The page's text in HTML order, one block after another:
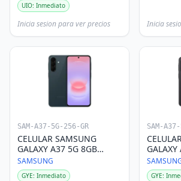
UIO: Inmediato
Inicia sesion para ver precios Inicia
SAM-A37-5G-256-GR
CELULAR SAMSUNG
GALAXY A37 5G 8GB
256GB GRIS
SAMSUNG
GYE: Inmediato
SAM-
GALAXY A37
256GB
GYE: